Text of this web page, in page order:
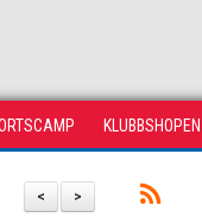
KLUBBSHOPEN
>
<